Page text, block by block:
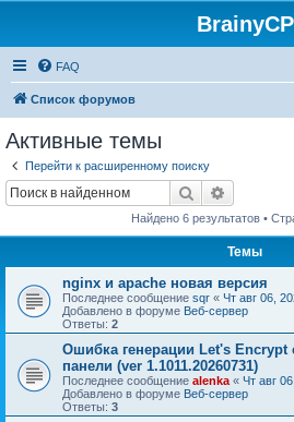
BrainyCP
FAQ
Список форумов
Активные темы
Перейти к расширенному поиску
Поиск
Найдено 6 результатов •
Темы
nginx и apache новая версия
Последнее сообщение sqr « Чт авг 06,
Добавлено в форуме Веб-сервер
Ответы: 2
Ошибка генерации Let's Encrypt
панели (ver 1.1011.20260731)
Последнее сообщение alenka « Чт авг
Добавлено в форуме Веб-сервер
Ответы: 3